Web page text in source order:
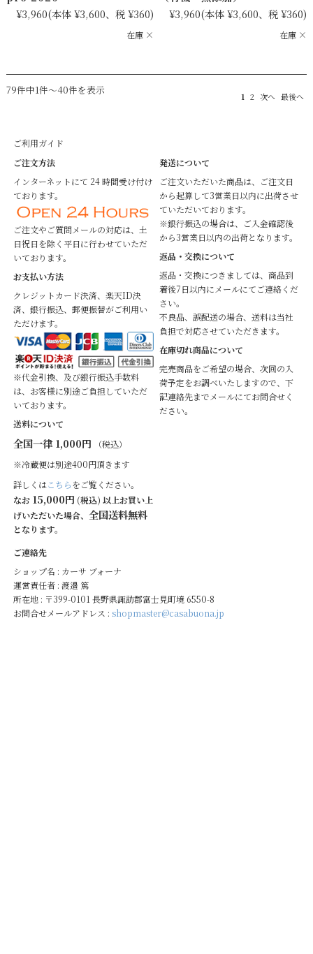
¥3,960(本体 ¥3,600、税 ¥360)
在庫 ×
¥3,960(本体 ¥3,600、税 ¥360)
在庫 ×
79件中1件～40件を表示 1 2 次へ 最後へ
ご利用ガイド
ご注文方法
インターネットにて 24 時間受け付け
ております。
ご注文やご質問メールの対応は、土
日祝日を除く平日に行わせていただ
いております。
お支払い方法
クレジットカード決済、楽天ID決
済、銀行振込、郵便振替がご利用い
ただけます。
※代金引換、及び銀行振込手数料
は、お客様に別途ご負担していただ
いております。
送料について
全国一律 1,000円 （税込）
※冷蔵便は別途400円頂きます
詳しくはこちらをご覧ください。
なお 15,000円 (税込) 以上お買い上
げいただいた場合、 全国送料無料
となります。
発送について
ご注文いただいた商品は、ご注文日
から起算して3営業日以内に出荷させ
ていただいております。
※銀行振込の場合は、ご入金確認後
から3営業日以内の出荷となります。
返品・交換について
返品・交換につきましては、商品到
着後7日以内にメールにてご連絡くだ
さい。
不良品、誤配送の場合、送料は当社
負担で対応させていただきます。
在庫切れ商品について
完売商品をご希望の場合、次回の入
荷予定をお調べいたしますので、下
記連絡先までメールにてお問合せく
ださい。
ご連絡先
ショップ名 : カーサ ブォーナ
運営責任者 : 渡邉 篤
所在地 : 〒399-0101 長野県諏訪郡富士見町境 6550-8
お問合せメールアドレス : shopmaster@casabuona.jp